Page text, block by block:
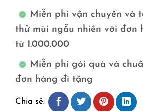
Miễn phí vận chuyển và
thử mùi ngẫu nhiên với đơn
từ 1.000.000
Miễn phí gói quà và
đơn hàng đi tặng
Chia sẻ: